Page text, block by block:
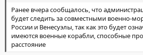
Ранее вчера сообщалось, что
будет следить за совместными военно-
России и Венесуэлы, так как это будет
имеются военные корабли, способные
расстояние